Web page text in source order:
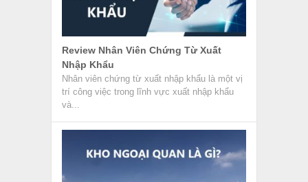
Review Nhân Viên Chứng Từ Xuất
Nhập Khẩu
Nhân viên chứng từ xuất nhập khẩu là một vị
trí công việc trong lĩnh vực xuất nhập khẩu
và...